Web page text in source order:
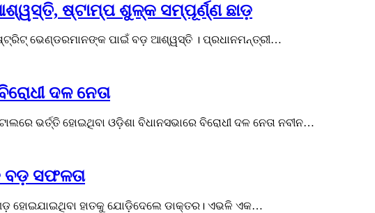
ଷ୍ଟାମ୍ପ ଶୁଳ୍କ ସମ୍ପୂର୍ଣ୍ଣ ଛାଡ଼
ଭେଣ୍ଡରମାନଙ୍କ ପାଇଁ ବଡ଼ ଆଶ୍ୱସ୍ତି । ପ୍ରଧାନମନ୍ତ୍ରୀ…
ଦଳ ନେତା
ଭର୍ତ୍ତି ହୋଇଥିବା ଓଡ଼ିଶା ବିଧାନସଭାରେ ବିରୋଧୀ ଦଳ ନେତା ନବୀନ…
ବଡ଼ ସଫଳତା
ହୋଇଯାଇଥିବା ହାତକୁ ଯୋଡ଼ିଦେଲେ ଡାକ୍ତର। ଏଭଳି ଏକ…